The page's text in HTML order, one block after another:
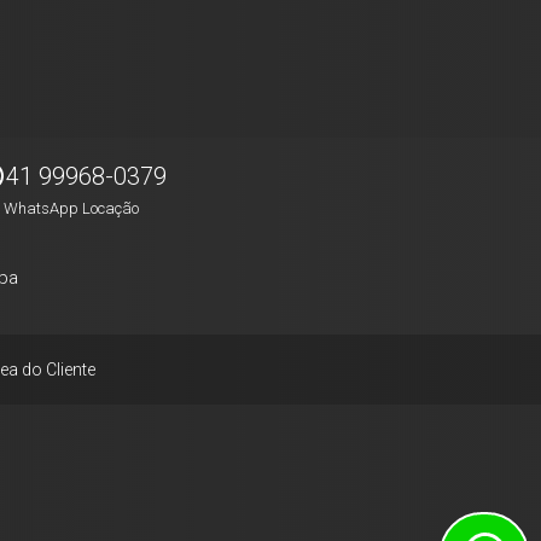
41 99968-0379
WhatsApp Locação
do Cliente